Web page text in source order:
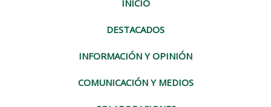
INICIO
DESTACADOS
INFORMACIÓN Y OPINIÓN
COMUNICACIÓN Y MEDIOS